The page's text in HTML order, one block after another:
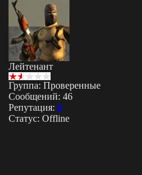
Лейтенант
Группа: Проверенные
Сообщений: 46
Репутация: 6
Статус: Offline